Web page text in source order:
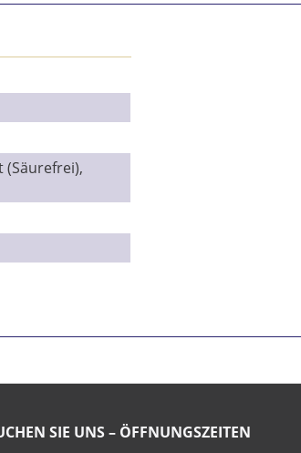
SIE UNS – ÖFFNUNGSZEITEN